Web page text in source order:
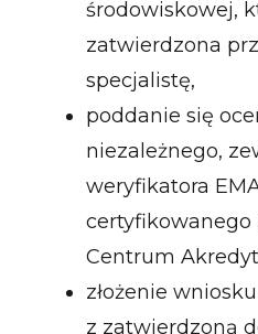
środowiskowej,
zatwierdzona
specjalistę,
poddanie się
niezależnego,
weryfikatora
certyfikowanego
Centrum
złożenie
z zatwierdzoną